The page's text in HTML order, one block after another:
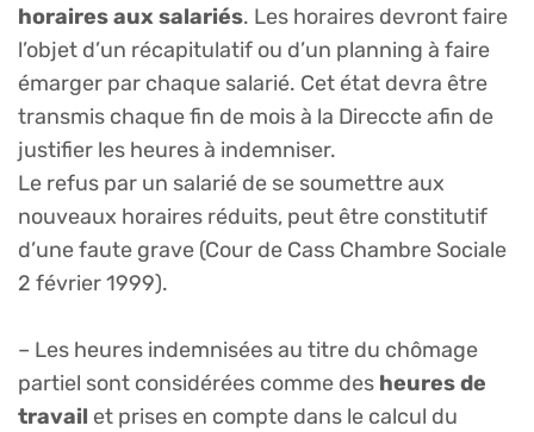
horaires aux salariés. Les horaires devront faire
l’objet d’un récapitulatif ou d’un planning à faire
émarger par chaque salarié. Cet état devra être
transmis chaque fin de mois à la Direccte afin de
justifier les heures à indemniser.
Le refus par un salarié de se soumettre aux
nouveaux horaires réduits, peut être constitutif
d’une faute grave (Cour de Cass Chambre Sociale
2 février 1999).
– Les heures indemnisées au titre du chômage
partiel sont considérées comme des heures de
travail et prises en compte dans le calcul du